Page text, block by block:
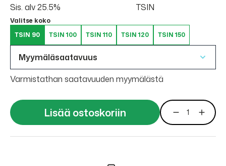
Sis. alv 25.5%
TSIN
Valitse koko
TSIN 90
TSIN 100 TSIN 110 TSIN 120 TSIN 150
Myymäläsaatavuus
Varmistathan saatavuuden myymälästä
Lisää ostoskoriin